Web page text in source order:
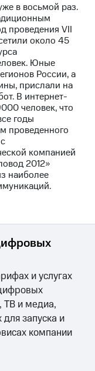
в восьмой раз.
проведения VII
около 45
Юные
России, а
прислали на
В интернет-
человек, что
годы
проведенного
компанией
2012»
наиболее
и услугах
ТВ и медиа,
запуска и
компании